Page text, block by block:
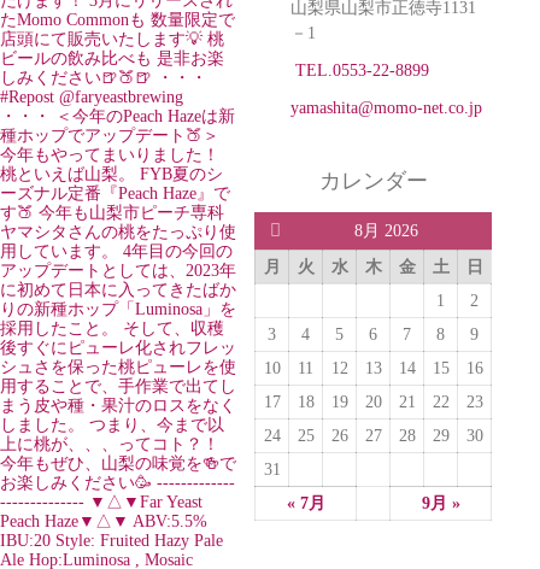
山梨県山梨市正徳寺1131
－1
TEL.0553-22-8899
yamashita@momo-net.co.jp
カレンダー
8月 2026
月
火 水 木 金 土
日
1
2
3
4 5 6 7 8
9
10
11 12 13 14 15
16
17
18 19 20 21 22
23
24
25 26 27 28 29
30
31
« 7月
9月 »